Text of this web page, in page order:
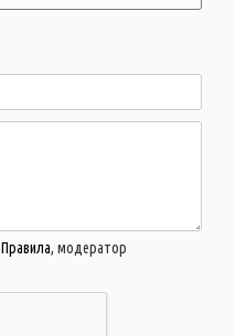
Правила, модератор